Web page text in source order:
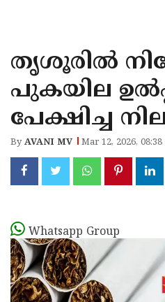
KANNUR
KASARAGOD
തൃശൂരിൽ
പുകയില
പേക്ഷിച്ച
ByAVANI MV Mar 12, 2026, 08:38
Whatsapp Group